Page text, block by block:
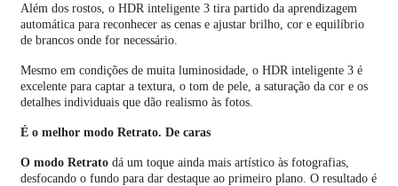
Além dos rostos, o HDR inteligente 3 tira partido da aprendizagem
automática para reconhecer as cenas e ajustar brilho, cor e equilíbrio
de brancos onde for necessário.
Mesmo em condições de muita luminosidade, o HDR inteligente 3 é
excelente para captar a textura, o tom de pele, a saturação da cor e os
detalhes individuais que dão realismo às fotos.
É o melhor modo Retrato. De caras
O modo Retrato dá um toque ainda mais artístico às fotografias,
desfocando o fundo para dar destaque ao primeiro plano. O resultado é